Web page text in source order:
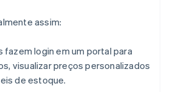
assim:
fazem login em um portal para
visualizar preços personalizados
de estoque.